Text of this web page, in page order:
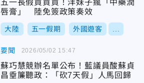
五一長假買買買！洋妹子瘋「中藥潤
唇膏」 陸免簽政策奏效
大陸 五一假期 外國遊客
要聞
蘇巧慧競辦名單公布！藍議員酸蘇貞
昌垂簾聽政：「砍7天假」人馬回歸
2026/05/02 15:47